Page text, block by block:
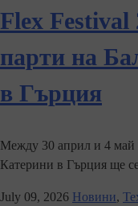
Flex
парти на
в Гърция
Между 30 април и 4 май
Катерини в Гърция ще
July 09, 2026 Новини,